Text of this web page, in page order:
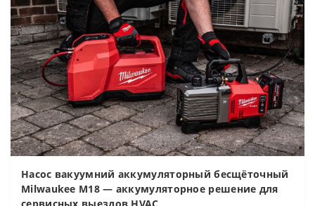
Насос вакуумний аккумуляторный бесщёточный
Milwaukee M18 — аккумуляторное решение для